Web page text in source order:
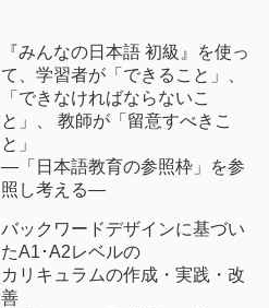
『みんなの日本語 初級』を使っ
て、学習者が「できること」、
「できなければならないこ
と」、 教師が「留意すべきこ
と」
―「日本語教育の参照枠」を参
照し考える―
バックワードデザインに基づい
たA1･A2レベルの
カリキュラムの作成・実践・改
善